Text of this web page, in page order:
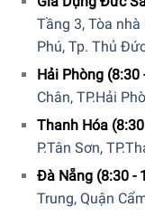
lần rửa, đạt chuẩn
trên thang đo từ A
Độ ồn của máy chỉ
làm ảnh hưởng
Tầng 3, Tòa nhà
Phú, Tp. Thủ
Hải Phòng (8:30
Chân, TP.Hải
Thanh Hóa
P.Tân Sơn,
Đà Nẵng (8:30 -
Trung, Quận